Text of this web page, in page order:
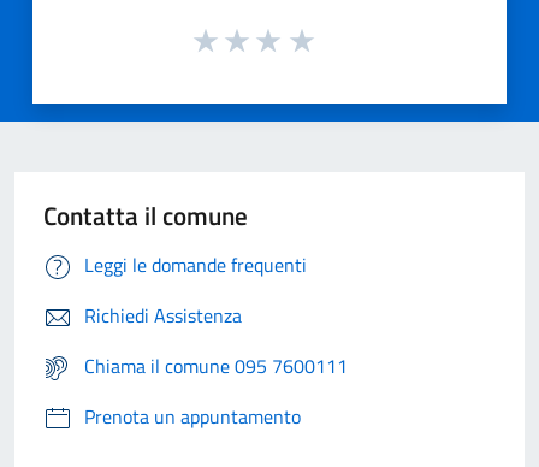
Contatta il comune
Leggi le domande frequenti
Richiedi Assistenza
Chiama il comune 095 7600111
Prenota un appuntamento